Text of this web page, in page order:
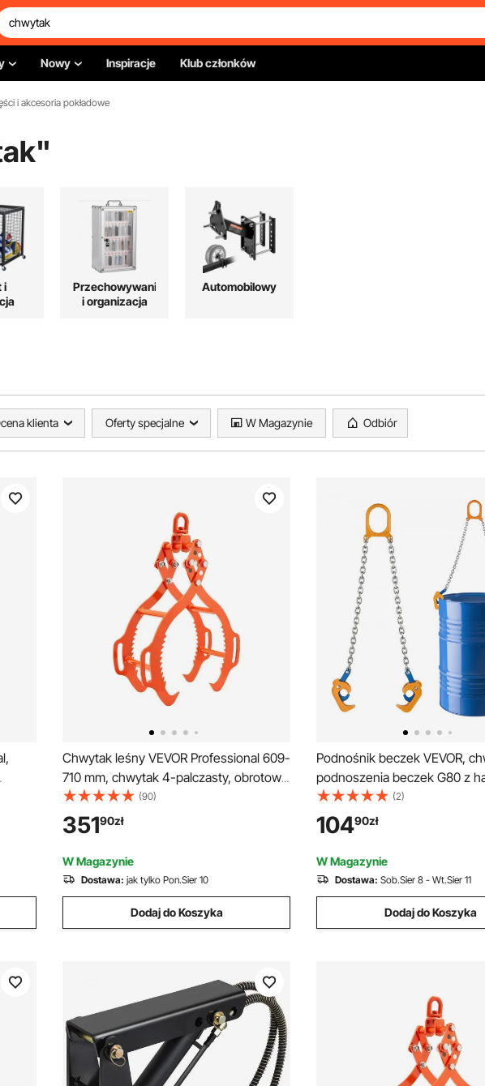
Nowy Inspiracje Klub członków
i akcesoria pokładowe
"
i
Przechowywanie
i organizacja
Automobilowy
klienta Oferty specjalne W Magazynie Odbiór
Chwytak leśny VEVOR Professional 609-
710 mm, chwytak 4-palczasty, obrotowy
stalowy chwytak do kłód, udźwig 453
kg, ząbkowana konstrukcja pazura,
chwytak do kłód, chwytak hakowy do
ciężarówek, ciągników, wózków
(90)
35190zł
W Magazynie
Dostawa: jak tylko Pon.Sier 10
Dodaj do Koszyka
Podnośnik beczek VEVOR,
podnoszenia beczek G80 z
zabezpieczającym, udźwig 0,9
narzędzie do obsługi beczek o
50 cm, łańcuch do
ze stali węglowej do beczek z
sztucznych i metalu
(2)
10490zł
W Magazynie
Dostawa: Sob.Sier 8 - Wt.Sier 11
Dodaj do Koszyka